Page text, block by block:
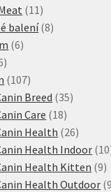
11 11
produktů
balení 88
66
6
produktů
107107
produktů
Breed 3535
Care 1818
produktů
Health 2626
Health Indoor 10
Health Kitten 99
Health Outdoor 9